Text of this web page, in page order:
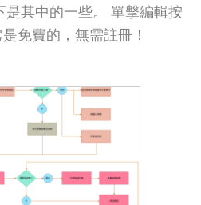
其中的一些。 單擊編輯按
免費的，無需註冊！